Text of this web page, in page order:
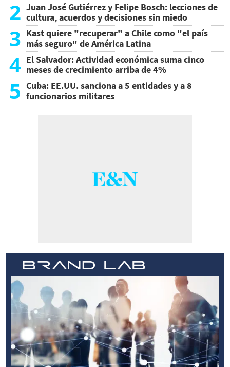
2 Juan José Gutiérrez y Felipe Bosch: lecciones de
cultura, acuerdos y decisiones sin miedo
3 Kast quiere "recuperar" a Chile como "el país
más seguro" de América Latina
4 El Salvador: Actividad económica suma cinco
meses de crecimiento arriba de 4%
5 Cuba: EE.UU. sanciona a 5 entidades y a 8
funcionarios militares